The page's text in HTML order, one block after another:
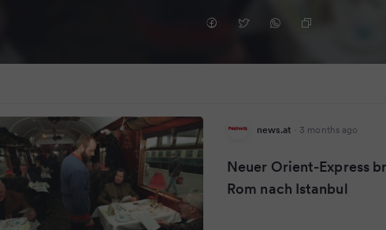
news.at · 3 months ago
Neuer Orient-Express
Rom nach Istanbul